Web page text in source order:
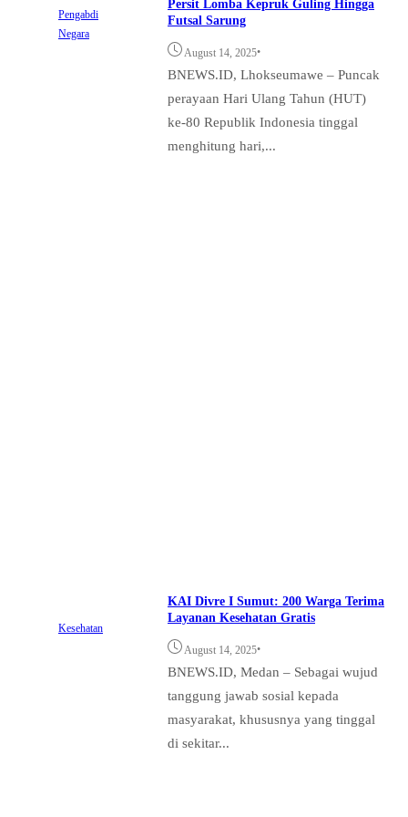
Pengabdi
Negara
Persit Lomba Kepruk Guling Hingga
Futsal Sarung
August 14, 2025•
BNEWS.ID, Lhokseumawe – Puncak
perayaan Hari Ulang Tahun (HUT)
ke-80 Republik Indonesia tinggal
menghitung hari,...
Kesehatan
KAI Divre I Sumut: 200 Warga Terima
Layanan Kesehatan Gratis
August 14, 2025•
BNEWS.ID, Medan – Sebagai wujud
tanggung jawab sosial kepada
masyarakat, khususnya yang tinggal
di sekitar...